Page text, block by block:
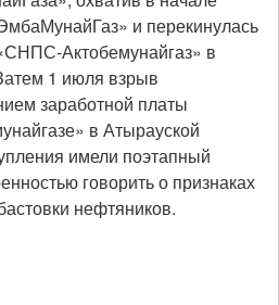
и перекинулась
Актобемунайгаз» в
1 июля взрыв
заработной платы
в Атырауской
имели поэтапный
говорить о признаках
нефтяников.